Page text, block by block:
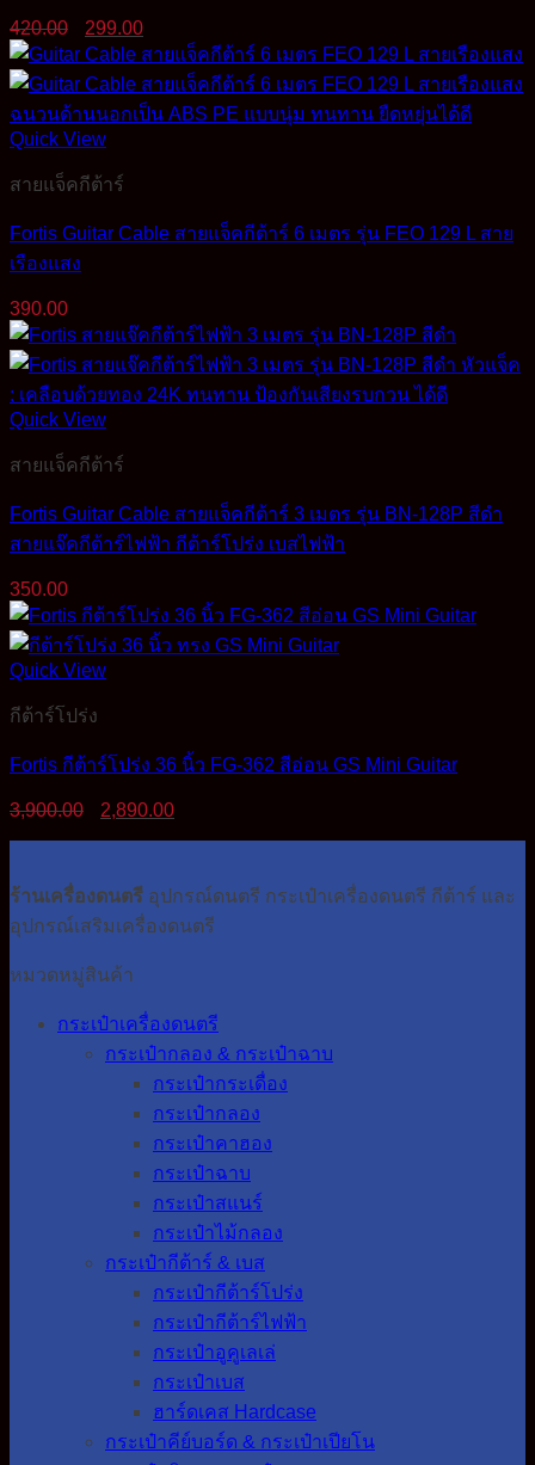
420.00
Original
price
was:
420.00฿.
299.00
price
is:
299.00฿.
Quick View
สายแจ็คกีต้าร์
Fortis Guitar Cable สายแจ็คกีต้าร์ 6 เมตร รุ่น FEO 129 L สาย
เรืองแสง
390.00
Quick View
สายแจ็คกีต้าร์
Fortis Guitar Cable สายแจ็คกีต้าร์ 3 เมตร รุ่น BN-128P สีดำ
สายแจ๊คกีต้าร์ไฟฟ้า กีต้าร์โปร่ง เบสไฟฟ้า
350.00
Quick View
กีต้าร์โปร่ง
Fortis กีต้าร์โปร่ง 36 นิ้ว FG-362 สีอ่อน GS Mini Guitar
3,900.00
Original
2,890.00
ร้านเครื่องดนตรี อุปกรณ์ดนตรี กระเป๋าเครื่องดนตรี กีต้าร์ และ
อุปกรณ์เสริมเครื่องดนตรี
หมวดหมู่สินค้า
กระเป๋าเครื่องดนตรี
กระเป๋ากลอง & กระเป๋าฉาบ
กระเป๋ากระเดื่อง
กระเป๋ากลอง
กระเป๋าคาฮอง
กระเป๋าฉาบ
กระเป๋าสแนร์
กระเป๋าไม้กลอง
กระเป๋ากีต้าร์ & เบส
กระเป๋ากีต้าร์โปร่ง
กระเป๋ากีต้าร์ไฟฟ้า
กระเป๋าอูคูเลเล่
กระเป๋าเบส
ฮาร์ดเคส Hardcase
กระเป๋าคีย์บอร์ด & กระเป๋าเปียโน